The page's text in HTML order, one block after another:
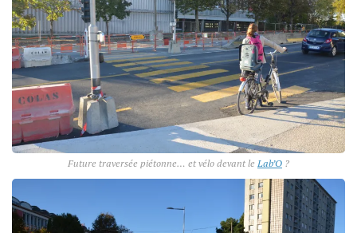
Future traversée piétonne… et vélo devant le Lab’O ?